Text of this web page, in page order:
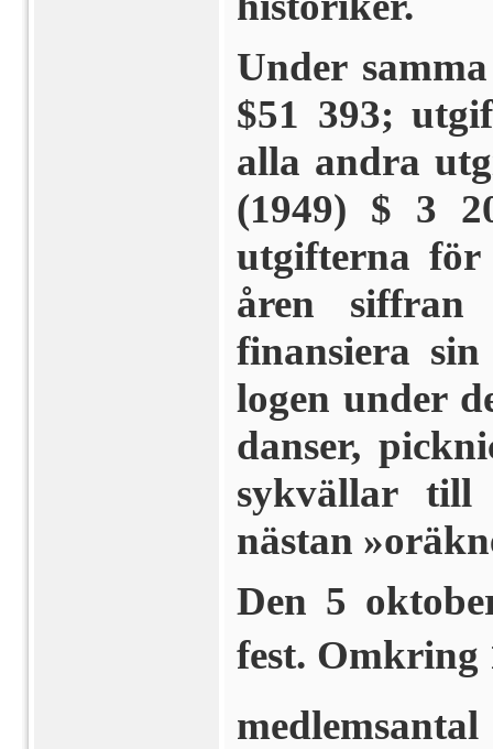
Under
$51 393;
alla andra
(1949) $ 3
utgifterna för
åren
finansiera
logen under
danser,
sykvällar till
nästan
Den 5
fest. Omkring